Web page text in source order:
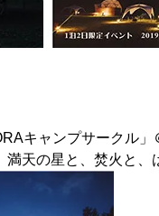
キャンプサークル」
満天の星と、焚火と、